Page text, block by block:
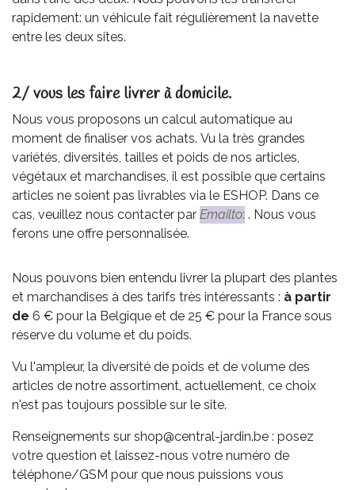
rapidement: un véhicule fait régulièrement la navette
entre les deux sites.
2/ vous les faire livrer à domicile.
Nous vous proposons un calcul automatique au
moment de finaliser vos achats. Vu la très grandes
variétés, diversités, tailles et poids de nos articles,
végétaux et marchandises, il est possible que certains
articles ne soient pas livrables via le ESHOP. Dans ce
cas, veuillez nous contacter par Emailto: . Nous vous
ferons une offre personnalisée.
Nous pouvons bien entendu livrer la plupart des plantes
et marchandises à des tarifs très intéressants : à partir
de 6 € pour la Belgique et de 25 € pour la France sous
réserve du volume et du poids.
Vu l'ampleur, la diversité de poids et de volume des
articles de notre assortiment, actuellement, ce choix
n'est pas toujours possible sur le site.
Renseignements sur shop@central-jardin.be : posez
votre question et laissez-nous votre numéro de
téléphone/GSM pour que nous puissions vous